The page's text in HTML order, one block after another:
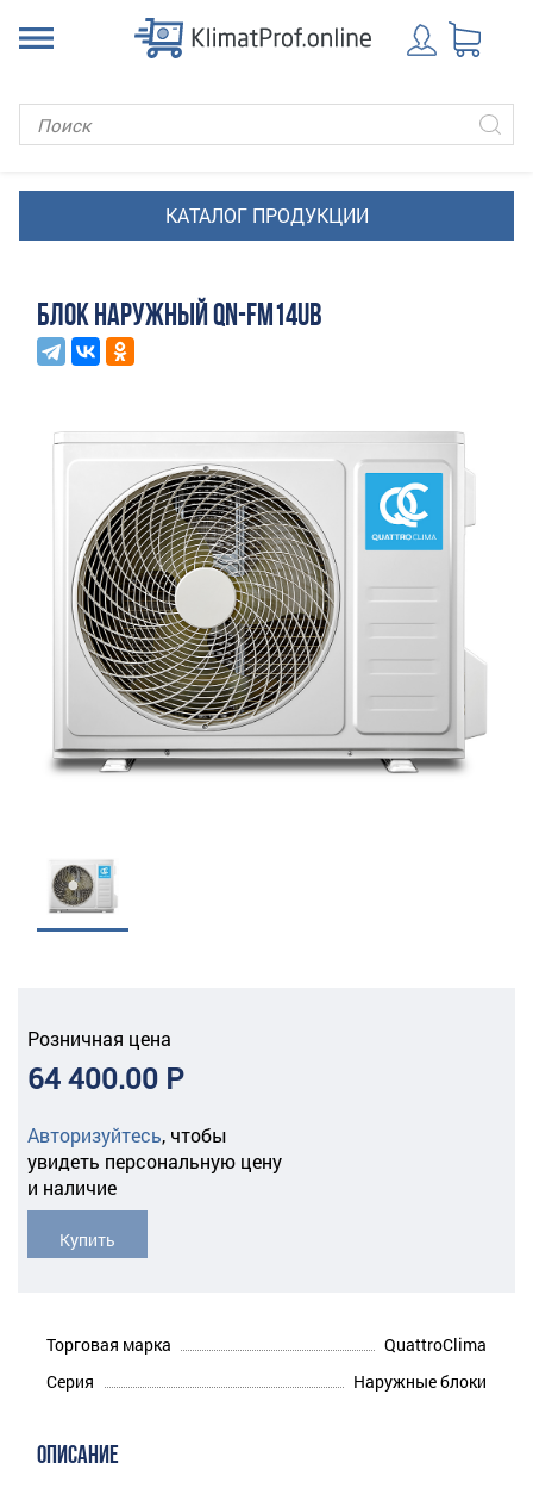
БЛОК НАРУЖНЫЙ QN-FM14UB
Розничная цена
64 400.00 Р
Авторизуйтесь, чтобы
увидеть персональную цену
и наличие
Купить
Торговая марка
QuattroClima
Серия
Наружные блоки
ОПИСАНИЕ